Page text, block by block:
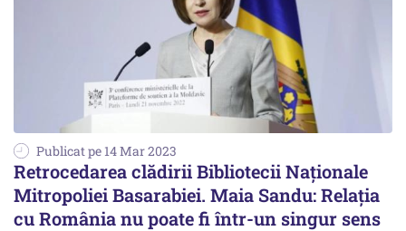
Publicat pe 14 Mar 2023
Retrocedarea clădirii Bibliotecii Naţionale
Mitropoliei Basarabiei. Maia Sandu: Relaţia
cu România nu poate fi într-un singur sens